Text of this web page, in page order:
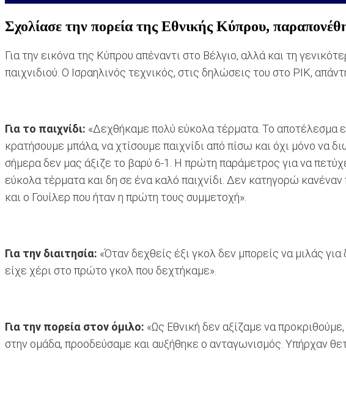
Σχολίασε την πορεία της Εθνικής Κύπρου,
Για την εικόνα της Κύπρου απέναντι στο Βέλγιο, αλλά και τη
παιχνιδιού. Ο Ισραηλινός τεχνικός, στις δηλώσεις του στο ΡΙΚ,
Για το παιχνίδι: «Δεχθήκαμε πολύ εύκολα τέρματα. Το αποτέλεσμα
κρατήσουμε μπάλα, να χτίσουμε παιχνίδι από πίσω και όχι μόνο να
σήμερα δεν μας άξιζε το βαρύ 6-1. Η πρώτη παράμετρος για να
εύκολα τέρματα και δη σε ένα καλό παιχνίδι. Δεν κατηγορώ
και ο Γουίλερ που ήταν η πρώτη τους συμμετοχή».
Για την διαιτησία: «Όταν δεχθείς έξι γκολ δεν μπορείς να μιλάς
είχε χέρι στο πρώτο γκολ που δεχτήκαμε».
Για την πορεία στον όμιλο: «Ως Εθνική δεν αξίζαμε να
στην ομάδα, προοδεύσαμε και αυξήθηκε ο ανταγωνισμός. Υπήρχαν